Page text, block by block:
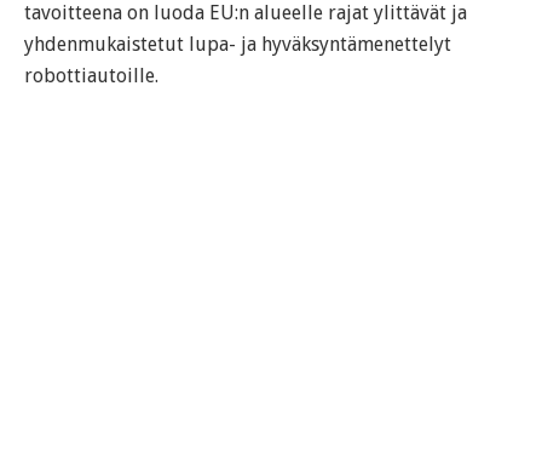
tavoitteena on luoda EU:n alueelle rajat ylittävät ja
yhdenmukaistetut lupa- ja hyväksyntämenettelyt
robottiautoille.